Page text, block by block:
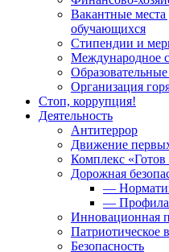
Вакантные места
обучающихся
Стипендии и
Международное
Организация
Стоп, коррупция!
Деятельность
Антитеррор
Движение
Комплекс
Дорожная
—
—
Инновационная
Патриотическое
Безопасность